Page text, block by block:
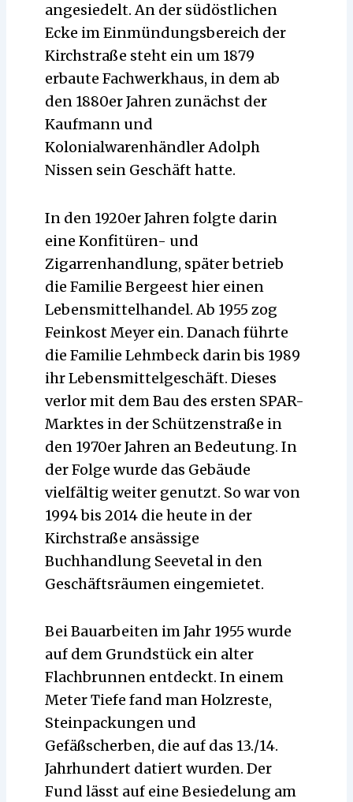
angesiedelt. An der südöstlichen
Ecke im Einmündungsbereich der
Kirchstraße steht ein um 1879
erbaute Fachwerkhaus, in dem ab
den 1880er Jahren zunächst der
Kaufmann und
Kolonialwarenhändler Adolph
Nissen sein Geschäft hatte.
In den 1920er Jahren folgte darin
eine Konfitüren- und
Zigarrenhandlung, später betrieb
die Familie Bergeest hier einen
Lebensmittelhandel. Ab 1955 zog
Feinkost Meyer ein. Danach führte
die Familie Lehmbeck darin bis 1989
ihr Lebensmittelgeschäft. Dieses
verlor mit dem Bau des ersten SPAR-
Marktes in der Schützenstraße in
den 1970er Jahren an Bedeutung. In
der Folge wurde das Gebäude
vielfältig weiter genutzt. So war von
1994 bis 2014 die heute in der
Kirchstraße ansässige
Buchhandlung Seevetal in den
Geschäftsräumen eingemietet.
Bei Bauarbeiten im Jahr 1955 wurde
auf dem Grundstück ein alter
Flachbrunnen entdeckt. In einem
Meter Tiefe fand man Holzreste,
Steinpackungen und
Gefäßscherben, die auf das 13./14.
Jahrhundert datiert wurden. Der
Fund lässt auf eine Besiedelung am